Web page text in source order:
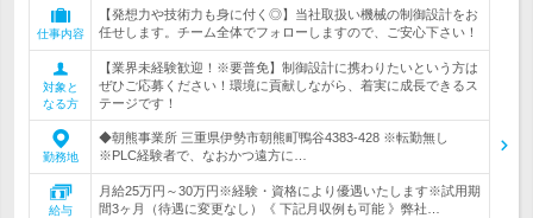
仕事内容
【発想力や技術力も身に付く◎】当社取扱い機械の制御設計をお
任せします。チーム全体でフォローしますので、ご安心下さい！
対象と
なる方
【業界未経験歓迎！※要普免】制御設計に携わりたいという方は
ぜひご応募ください！環境に貢献しながら、着実に成長できるス
テージです！
勤務地
◆朝熊事業所 三重県伊勢市朝熊町鴨谷4383-428 ※転勤無し
※PLC経験者で、なおかつ遠方に…
給与
月給25万円～30万円※経験・資格により優遇いたします※試用期
間3ヶ月（待遇に変更なし）《 下記月収例も可能 》弊社…